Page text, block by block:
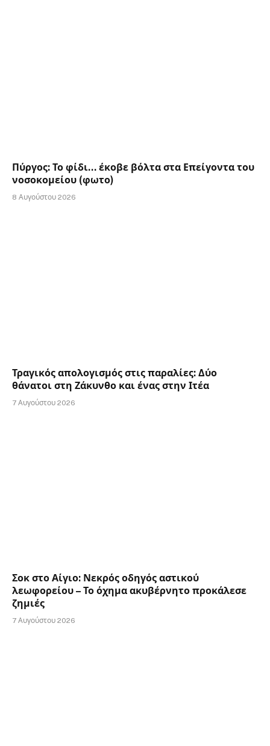
Πύργος: Το φίδι… έκοβε βόλτα στα Επείγοντα του
νοσοκομείου (φωτο)
8 Αυγούστου 2026
Τραγικός απολογισμός στις παραλίες: Δύο
θάνατοι στη Ζάκυνθο και ένας στην Ιτέα
7 Αυγούστου 2026
Σοκ στο Αίγιο: Νεκρός οδηγός αστικού
λεωφορείου – Το όχημα ακυβέρνητο προκάλεσε
ζημιές
7 Αυγούστου 2026